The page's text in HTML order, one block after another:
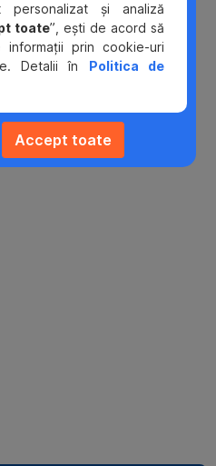
personalizat și analiză
toate”, ești de acord să
prin cookie-uri
Detalii în Politica de
Accept toate